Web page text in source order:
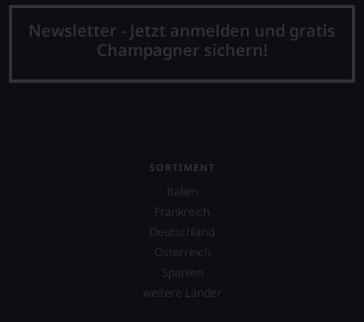
Newsletter - Jetzt anmelden und gratis
Champagner sichern!
SORTIMENT
Italien
Frankreich
Deutschland
Österreich
Spanien
weitere Länder